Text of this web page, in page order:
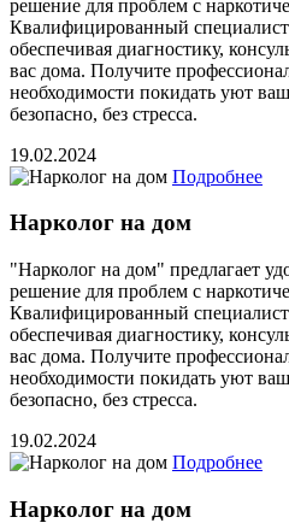
решение для проблем с
Квалифицированный
обеспечивая диагностику,
вас дома. Получите
необходимости покидать уют
безопасно, без стресса.
19.02.2024
Подробнее
Нарколог на дом
"Нарколог на дом" предлагает
решение для проблем с
Квалифицированный
обеспечивая диагностику,
вас дома. Получите
необходимости покидать уют
безопасно, без стресса.
19.02.2024
Подробнее
Нарколог на дом